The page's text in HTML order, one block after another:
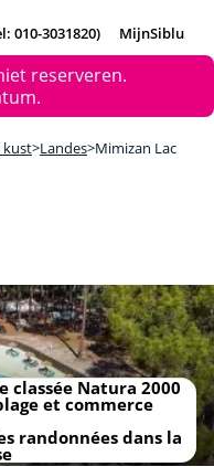
DE FR IE EN
010-3031820) MijnSiblu
reserveren.
kust Landes Mimizan Lac
classée Natura 2000
et commerce
randonnées dans la